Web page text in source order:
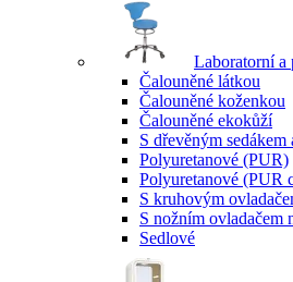
Laboratorní a
Čalouněné látkou
Čalouněné koženkou
Čalouněné ekokůží
S dřevěným sedákem
Polyuretanové (PUR)
Polyuretanové (PUR
S kruhovým
S nožním ovladačem
Sedlové